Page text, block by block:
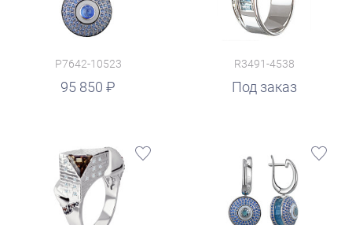
P7642-10523
95 850
R3491-4538
Под заказ